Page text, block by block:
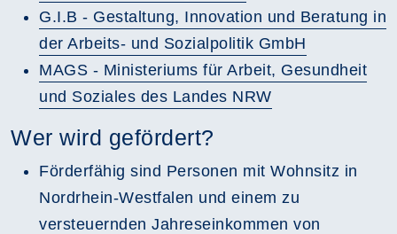
G.I.B - Gestaltung, Innovation und Beratung in
der Arbeits- und Sozialpolitik GmbH
MAGS - Ministeriums für Arbeit, Gesundheit
und Soziales des Landes NRW
Wer wird gefördert?
Förderfähig sind Personen mit Wohnsitz in
Nordrhein-Westfalen und einem zu
versteuernden Jahreseinkommen von